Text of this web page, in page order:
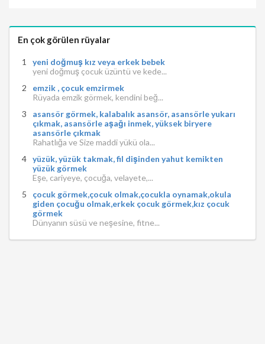
En çok görülen rüyalar
yeni doğmuş kız veya erkek bebek
yeni doğmuş çocuk üzüntü ve kede...
emzik , çocuk emzirmek
Rüyada emzik görmek, kendini beğ...
asansör görmek, kalabalık asansör, asansörle yukarı
çıkmak, asansörle aşağı inmek, yüksek biryere
asansörle çıkmak
Rahatlığa ve Size maddi yükü ola...
yüzük, yüzük takmak, fil dişinden yahut kemikten
yüzük görmek
Eşe, cariyeye, çocuğa, velayete,...
çocuk görmek,çocuk olmak,çocukla oynamak,okula
giden çocuğu olmak,erkek çocuk görmek,kız çocuk
görmek
Dünyanın süsü ve neşesine, fitne...